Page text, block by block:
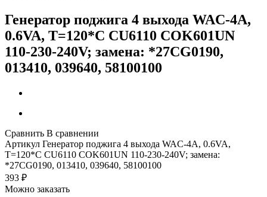
Генератор поджига 4 выхода WAC-4A,
0.6VA, T=120*C CU6110 COK601UN
110-230-240V; замена: *27CG0190,
013410, 039640, 58100100
Сравнить В сравнении
Артикул Генератор поджига 4 выхода WAC-4A, 0.6VA,
T=120*C CU6110 COK601UN 110-230-240V; замена:
*27CG0190, 013410, 039640, 58100100
393 ₽
Можно заказать